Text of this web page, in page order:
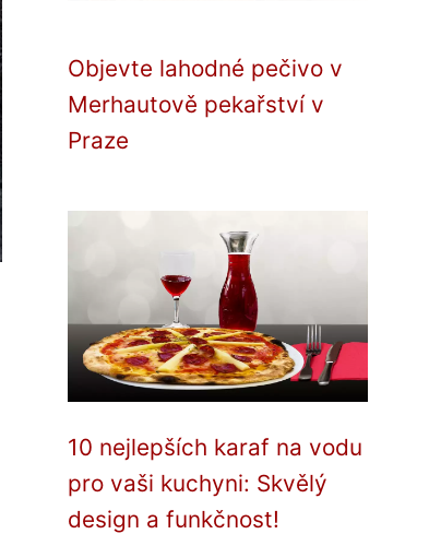
Objevte lahodné pečivo v
Merhautově pekařství v
Praze
10 nejlepších karaf na vodu
pro vaši kuchyni: Skvělý
design a funkčnost!